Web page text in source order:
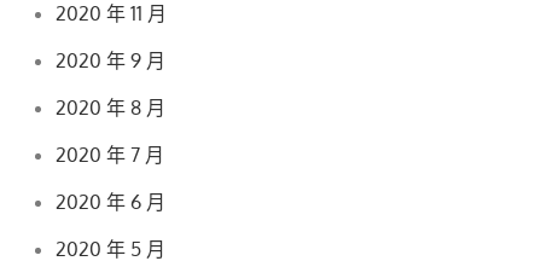
2020 年 11 月
2020 年 9 月
2020 年 8 月
2020 年 7 月
2020 年 6 月
2020 年 5 月